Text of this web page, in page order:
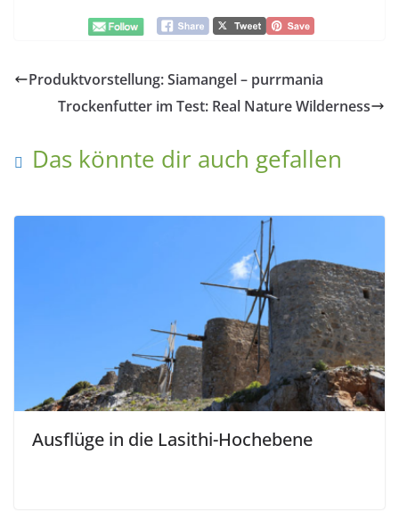
Produktvorstellung: Siamangel – purrmania
Trockenfutter im Test: Real Nature Wilderness
Das könnte dir auch gefallen
Ausflüge in die Lasithi-Hochebene